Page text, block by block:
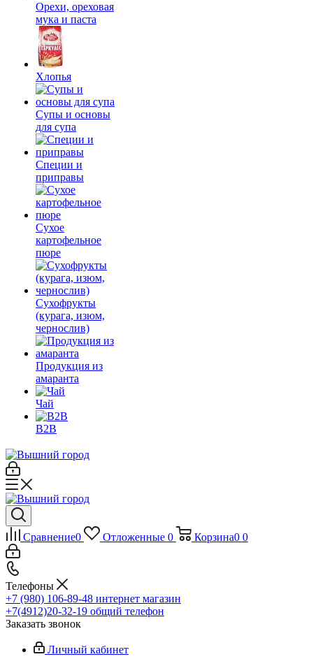
Орехи, ореховая
мука и паста
Хлопья
Супы и основы
для супа
Специи и
приправы
Сухое
картофельное
пюре
Сухофрукты
(курага, изюм,
чернослив)
Продукция из
амаранта
Чай
B2B
Сравнение0 Отложенные 0 Корзина0 0
Телефоны
+7 (980) 106-89-48 интернет магазин
+7(4912)20-32-19 общий телефон
Заказать звонок
Личный кабинет